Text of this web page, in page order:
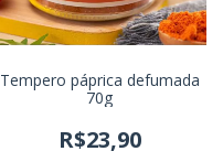
Tempero páprica defumada
70g
R$23,90